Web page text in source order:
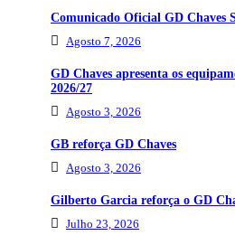
Comunicado Oficial GD Chaves
Agosto 7, 2026
GD Chaves apresenta os
2026/27
Agosto 3, 2026
GB reforça GD Chaves
Agosto 3, 2026
Gilberto Garcia reforça o GD
Julho 23, 2026